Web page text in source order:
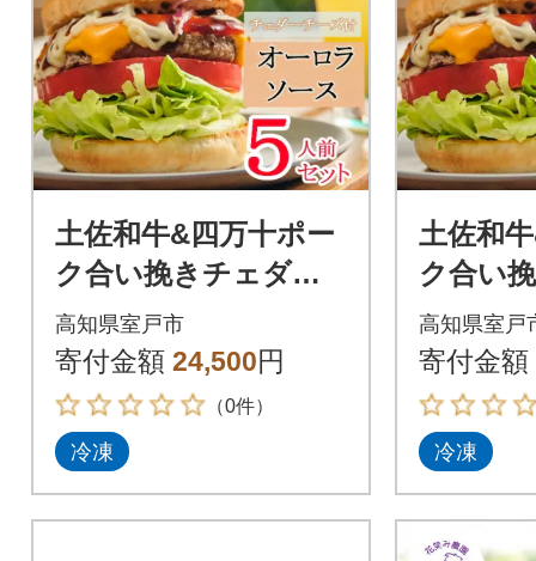
土佐和牛&四万十ポー
ク合い挽きチェダー
チーズバーガーセッ
ト【オーロラソー
ス】【5人前】
高知県室戸市
寄付金額 24,500円
（0件）
冷凍
土佐和
ク合い
チーズ
ト【オ
ス】【7
高知県室戸
寄付金額
冷凍